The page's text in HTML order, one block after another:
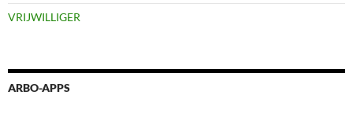
VRIJWILLIGER
ARBO-APPS